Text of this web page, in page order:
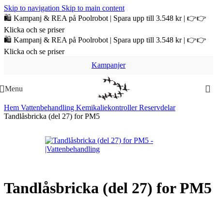
Skip to navigation Skip to main content
🛍️ Kampanj & REA på Poolrobot | Spara upp till 3.548 kr | 👉👉
Klicka och se priser
🛍️ Kampanj & REA på Poolrobot | Spara upp till 3.548 kr | 👉👉
Klicka och se priser
Kampanjer
Menu
Hem Vattenbehandling KemikaliekontrollerReservdelar
Tandlåsbricka (del 27) for PM5
Tandlåsbricka (del 27) for PM5